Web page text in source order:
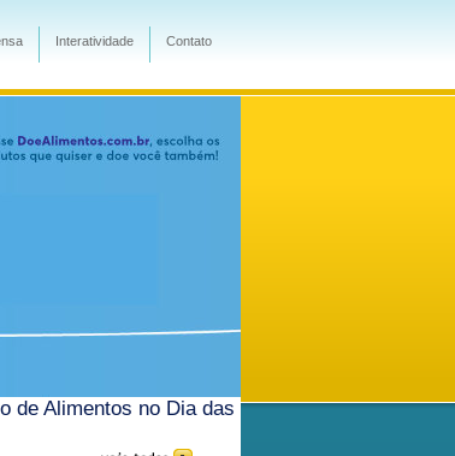
Interatividade Contato
de Alimentos no Dia das